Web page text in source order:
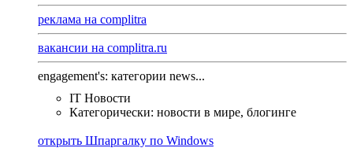
реклама на complitra
вакансии на complitra.ru
engagement's: категории news...
IT Новости
Категорически: новости в мире, блогинге
открыть Шпаргалку по Windows